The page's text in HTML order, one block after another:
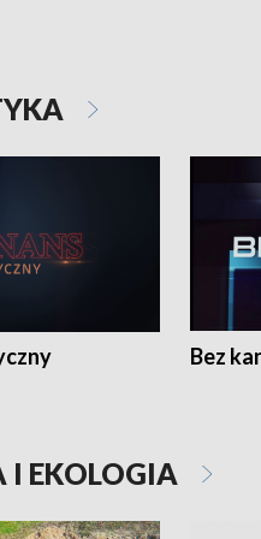
Bez
I EKOLOGIA